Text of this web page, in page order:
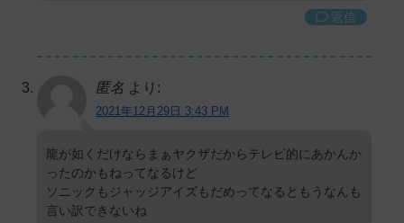
返信
匿名 より:
2021年12月29日 3:43 PM
龍が如くだけならまぁヤクザだからテレビ的にあかんか
ったのかもねってなるけど
ソニックもジャッジアイズもだめってなるともうなんも
言い訳できないね